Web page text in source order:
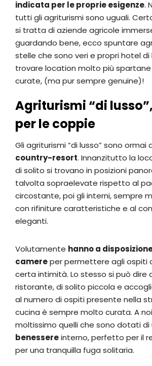
indicata per le proprie esigenze.
tutti gli agriturismi sono uguali.
si tratta di aziende agricole
guardando bene, ecco spuntare
stelle che sono veri e propri hotel di
trovare location molto più
curate, (ma pur sempre genuine)!
Agriturismi “di
per le coppie
Gli agriturismi “di lusso” sono ormai
country-resort. Innanzitutto la
di solito si trovano in posizioni
talvolta sopraelevate rispetto al
circostante, poi gli interni, sempre
con rifiniture caratteristiche e al
eleganti.
Volutamente hanno a
camereper permettere agli ospiti
certa intimità. Lo stesso si può dire
ristorante, di solito piccola e
al numero di ospiti presente nella
cucina è sempre molto curata. A
moltissimo quelli che sono dotati di
benessereinterno, perfetto per il
per una tranquilla fuga solitaria.